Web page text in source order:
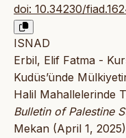
doi: 10.34230/
ISNAD
Erbil, Elif Fatma -
Kudüs’ünde
Halil Mahallelerinde
Bulletin of Palestine
Mekan (April 1,